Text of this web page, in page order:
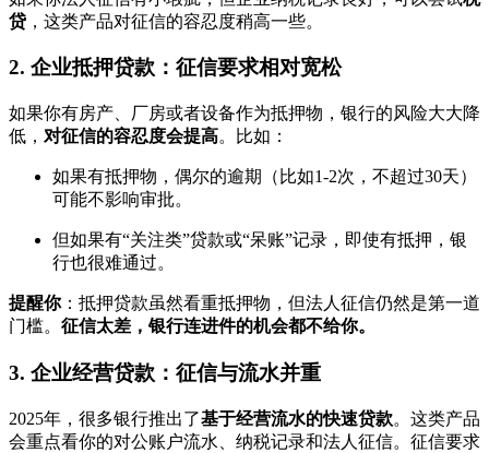
贷 ，这类产品对征信的容忍度稍高一些。
2. 企业抵押贷款：征信要求相对宽松
如果你有房产、厂房或者设备作为抵押物，银行的风险大大降
低， 对征信的容忍度会提高。比如：
如果有抵押物，偶尔的逾期（比如1-2次，不超过30天）
可能不影响审批。
但如果有“关注类”贷款或“呆账”记录，即使有抵押，银
行也很难通过。
提醒你：抵押贷款虽然看重抵押物，但法人征信仍然是第一道
门槛。 征信太差，银行连进件的机会都不给你。
3. 企业经营贷款：征信与流水并重
2025年，很多银行推出了基于经营流水的快速贷款。这类产品
会重点看你的对公账户流水、纳税记录和法人征信。征信要求